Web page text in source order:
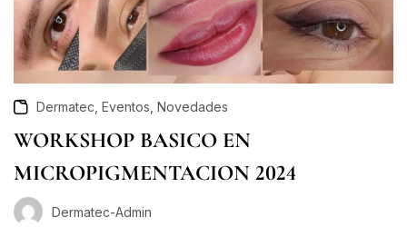
Dermatec Eventos Novedades
WORKSHOP BASICO EN
MICROPIGMENTACION 2024
Dermatec-Admin